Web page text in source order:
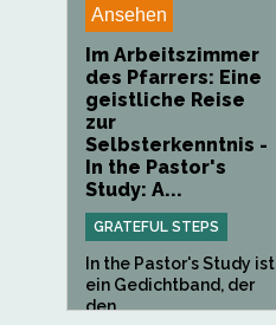
Ansehen
Im Arbeitszimmer
des Pfarrers: Eine
geistliche Reise
zur
Selbsterkenntnis -
In the Pastor's
Study: A...
GRATEFUL STEPS
In the Pastor's Study ist
ein Gedichtband, der
den...